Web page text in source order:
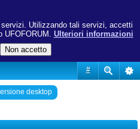
servizi. Utilizzando tali servizi, accetti
UFOFORUM. Ulteriori informazioni
#
desktop